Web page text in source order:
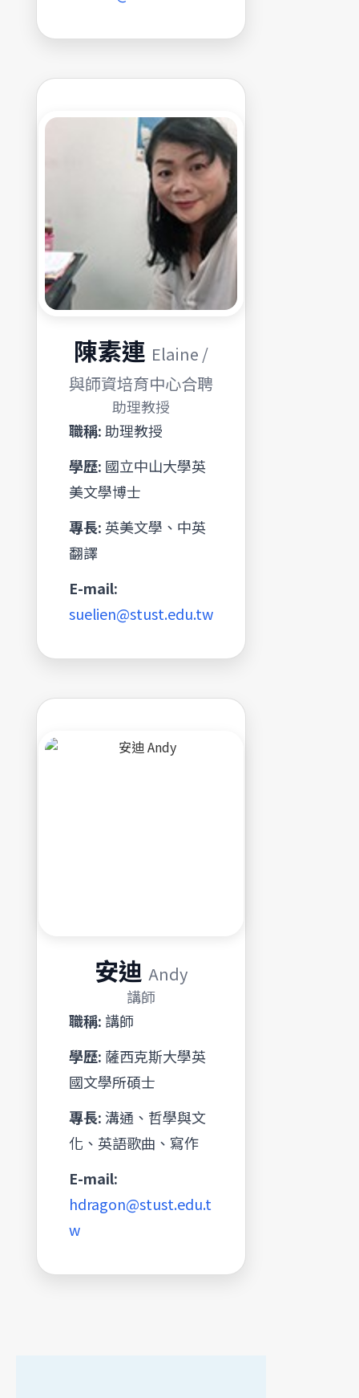
陳素連 Elaine /
與師資培育中心合聘
助理教授
職稱:助理教授
學歷: 國立中山大學英
美文學博士
專長: 英美文學、中英
翻譯
E-mail:
suelien@stust.edu.tw
安迪 Andy
講師
職稱: 講師
學歷: 薩西克斯大學英
國文學所碩士
專長:溝通、哲學與文
化、英語歌曲、寫作
E-mail:
hdragon@stust.edu.t
w